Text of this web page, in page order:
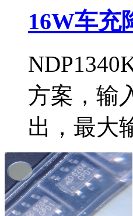
16W车充
方案，输
出，最大